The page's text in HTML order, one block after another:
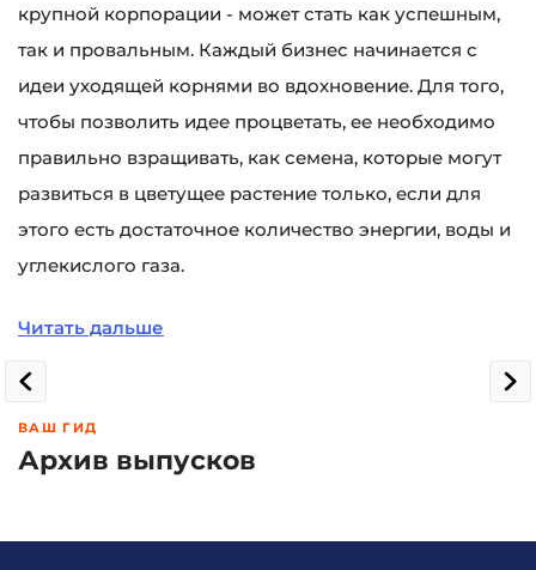
крупной корпорации - может стать как успешным,
так и провальным. Каждый бизнес начинается с
идеи уходящей корнями во вдохновение. Для того,
чтобы позволить идее процветать, ее необходимо
правильно взращивать, как семена, которые могут
развиться в цветущее растение только, если для
этого есть достаточное количество энергии, воды и
углекислого газа.
Читать дальше
ВАШ ГИД
Архив выпусков